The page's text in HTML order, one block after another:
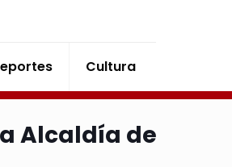
Cultura
Alcaldía de